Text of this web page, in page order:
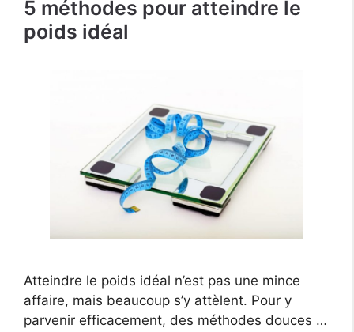
5 méthodes pour atteindre le
poids idéal
Atteindre le poids idéal n’est pas une mince
affaire, mais beaucoup s’y attèlent. Pour y
parvenir efficacement, des méthodes douces …